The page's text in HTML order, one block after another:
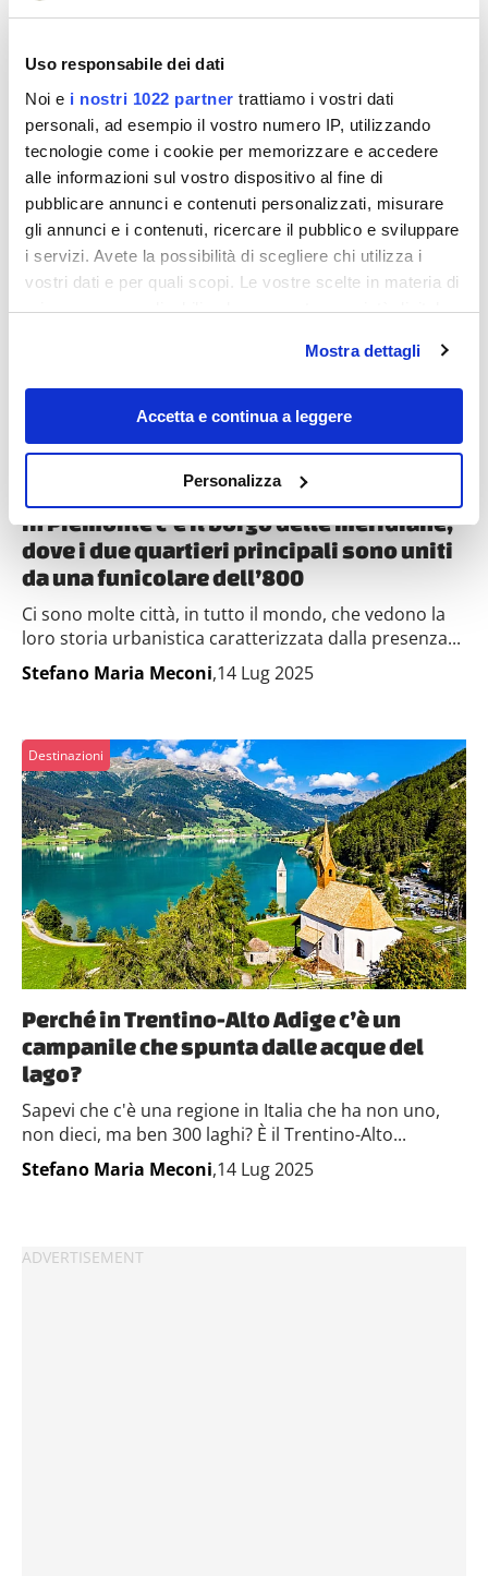
Uso responsabile dei dati
Noi e i nostri 1022 partner trattiamo i vostri dati
personali, ad esempio il vostro numero IP, utilizzando
tecnologie come i cookie per memorizzare e accedere
alle informazioni sul vostro dispositivo al fine di
pubblicare annunci e contenuti personalizzati, misurare
gli annunci e i contenuti, ricercare il pubblico e sviluppare
i servizi. Avete la possibilità di scegliere chi utilizza i
vostri dati e per quali scopi. Le vostre scelte in materia di
privacy sono applicabili solo su questa proprietà digitale
modificare o revocare il proprio consenso in qualsiasi
momento dalla Dichiarazione sui cookie o facendo clic
sull'icona di attivazione della privacy.
raccogliere informazioni sulla tua posizione
geografica, con un'approssimazione di qualche
metro,
Identificare il tuo dispositivo, scansionandolo
(impronte digitali).
e imposta le tue preferenze nellasezione dettagli
Utilizziamo i cookie per personalizzare contenuti ed
annunci, per fornire funzionalità dei social media e per
analizzare il nostro traffico. Condividiamo inoltre
informazioni sul modo in cui utilizzi il nostro sito con i
nostri partner che si occupano di analisi dei dati web,
pubblicità e social media, i quali potrebbero combinarle
con altre informazioni che hai fornito loro o che hanno
raccolto dal tuo utilizzo dei loro servizi.
Mostra dettagli
Accetta e continua a leggere
Personalizza
Destinazioni
In Piemonte c’è il borgo delle meridiane,
dove i due quartieri principali sono uniti
da una funicolare dell’800
Ci sono molte città, in tutto il mondo, che vedono la
loro storia urbanistica caratterizzata dalla presenza...
Stefano Maria Meconi,14 Lug 2025
Destinazioni
Perché in Trentino-Alto Adige c’è un
campanile che spunta dalle acque del
lago?
Sapevi che c'è una regione in Italia che ha non uno,
non dieci, ma ben 300 laghi? È il Trentino-Alto...
Stefano Maria Meconi,14 Lug 2025